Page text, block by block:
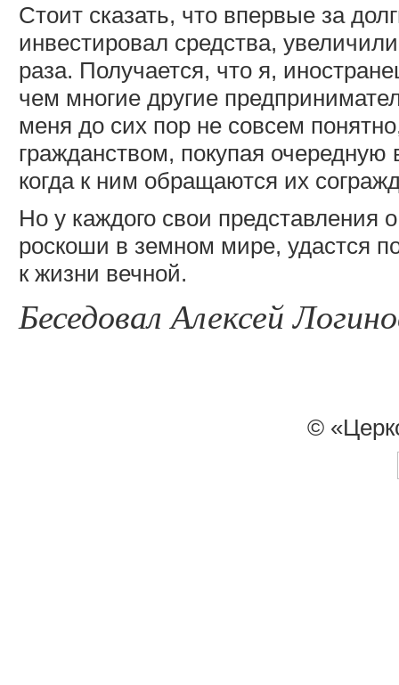
Стоит сказать, что впервые за
инвестировал средства,
раза. Получается, что я,
чем многие другие
меня до сих пор не совсем
гражданством, покупая
когда к ним обращаются их
Но у каждого свои представления
роскоши в земном мире, удастся
к жизни вечной.
Беседовал Алексей
©